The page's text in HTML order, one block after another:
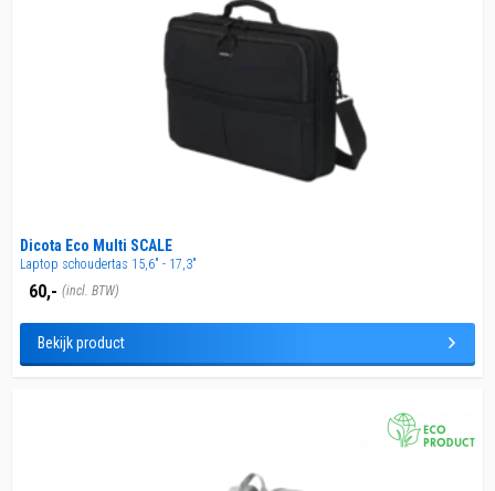
Dicota Eco Multi SCALE
Laptop schoudertas 15,6" - 17,3"
60,- (incl. BTW)
Bekijk product